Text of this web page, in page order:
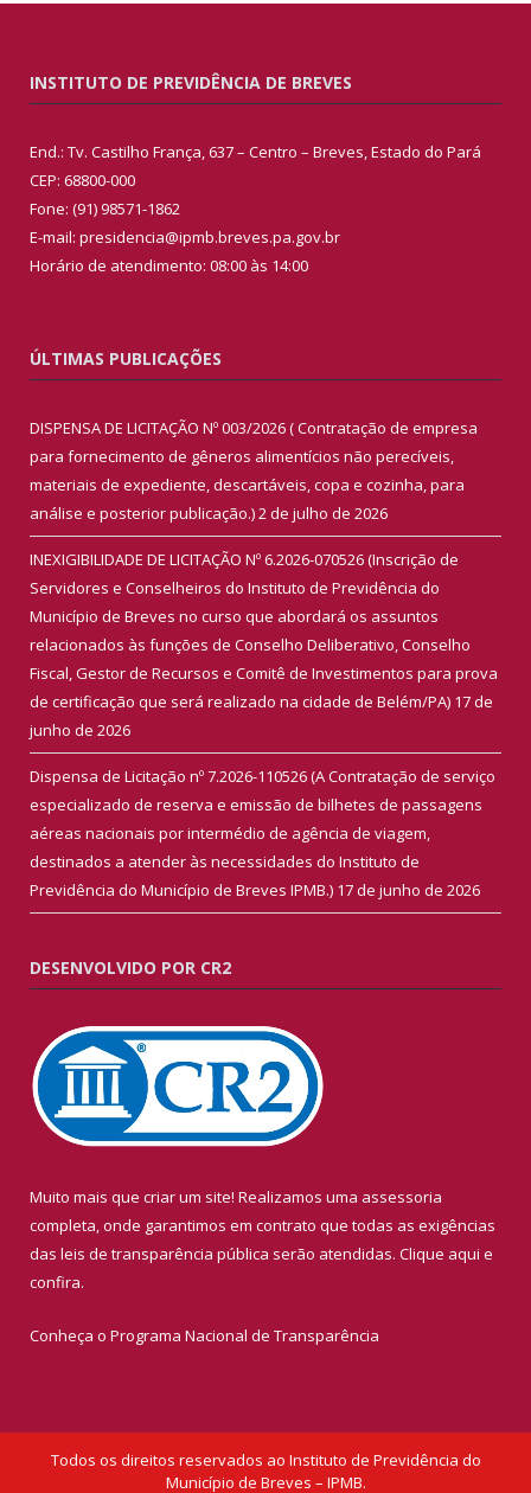
INSTITUTO DE PREVIDÊNCIA DE BREVES
End.: Tv. Castilho França, 637 – Centro – Breves, Estado do Pará
CEP: 68800-000
Fone: (91) 98571-1862
E-mail: presidencia@ipmb.breves.pa.gov.br
Horário de atendimento: 08:00 às 14:00
ÚLTIMAS PUBLICAÇÕES
DISPENSA DE LICITAÇÃO Nº 003/2026 ( Contratação de empresa
para fornecimento de gêneros alimentícios não perecíveis,
materiais de expediente, descartáveis, copa e cozinha, para
análise e posterior publicação.)2 de julho de 2026
INEXIGIBILIDADE DE LICITAÇÃO Nº 6.2026-070526 (Inscrição de
Servidores e Conselheiros do Instituto de Previdência do
Município de Breves no curso que abordará os assuntos
relacionados às funções de Conselho Deliberativo, Conselho
Fiscal, Gestor de Recursos e Comitê de Investimentos para prova
de certificação que será realizado na cidade de Belém/PA) 17 de
junho de 2026
Dispensa de Licitação nº 7.2026-110526 (A Contratação de serviço
especializado de reserva e emissão de bilhetes de passagens
aéreas nacionais por intermédio de agência de viagem,
destinados a atender às necessidades do Instituto de
Previdência do Município de Breves IPMB.) 17 de junho de 2026
DESENVOLVIDO POR CR2
Muito mais que criar um site! Realizamos uma assessoria
completa, onde garantimos em contrato que todas as exigências
das leis de transparência pública serão atendidas. Clique aqui e
confira.
Conheça o Programa Nacional de Transparência
Todos os direitos reservados ao Instituto de Previdência do
Município de Breves – IPMB.